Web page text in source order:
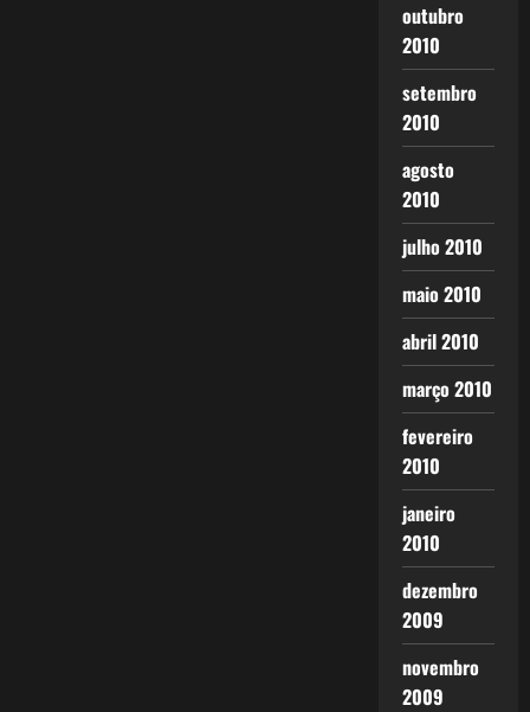
outubro
2010
setembro
2010
agosto
2010
julho 2010
maio 2010
abril 2010
março 2010
fevereiro
2010
janeiro
2010
dezembro
2009
novembro
2009